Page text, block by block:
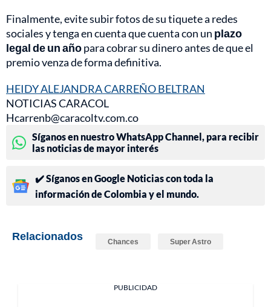
Finalmente, evite subir fotos de su tiquete a redes
sociales y tenga en cuenta que cuenta con un plazo
legal de un añopara cobrar su dinero antes de que el
premio venza de forma definitiva.
HEIDY ALEJANDRA CARREÑO BELTRAN
NOTICIAS CARACOL
Hcarrenb@caracoltv.com.co
Síganos en nuestro WhatsApp Channel, para recibir
las noticias de mayor interés
✔️ Síganos en Google Noticias con toda la
información de Colombia y el mundo.
Relacionados Chances Super Astro
PUBLICIDAD